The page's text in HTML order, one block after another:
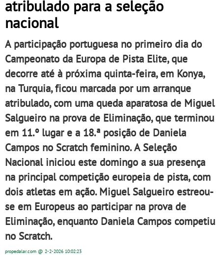
categoria júnior no
Mundial de
atribulado para a seleção
nacional
A participação portuguesa no primeiro dia do
Campeonato da Europa de Pista Elite, que
decorre até à próxima quinta-feira, em Konya,
na Turquia, ficou marcada por um arranque
atribulado, com uma queda aparatosa de Miguel
Salgueiro na prova de Eliminação, que terminou
em 11.º lugar e a 18.ª posição de Daniela
Campos no Scratch feminino. A Seleção
Nacional iniciou este domingo a sua presença
na principal competição europeia de pista, com
dois atletas em ação. Miguel Salgueiro estreou-
se em Europeus ao participar na prova de
Eliminação, enquanto Daniela Campos competiu
no Scratch.
propedalar.com @ 2-2-2026 10:02:23